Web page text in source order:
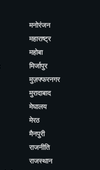
मनोरंजन
महाराष्ट्र
महोबा
मिर्जापुर
मुज़फ्फरनगर
मुरादाबाद
मेघालय
मेरठ
मैनपुरी
राजनीति
राजस्थान